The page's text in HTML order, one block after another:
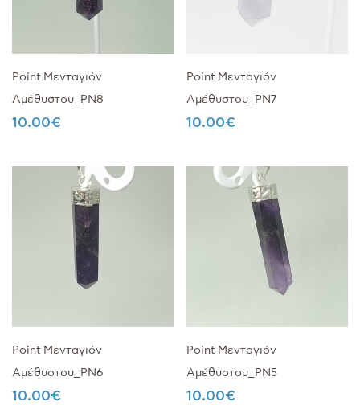
Point Μενταγιόν
Αμέθυστου_PN8
10.00€
Point Μενταγιόν
Αμέθυστου_PN7
10.00€
Point Μενταγιόν
Αμέθυστου_PN6
10.00€
Point Μενταγιόν
Αμέθυστου_PN5
10.00€